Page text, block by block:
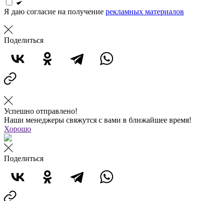
Я даю согласие на получение рекламных материалов
Поделиться
Успешно отправлено!
Наши менеджеры свяжутся с вами в ближайшее время!
Хорошо
Поделиться